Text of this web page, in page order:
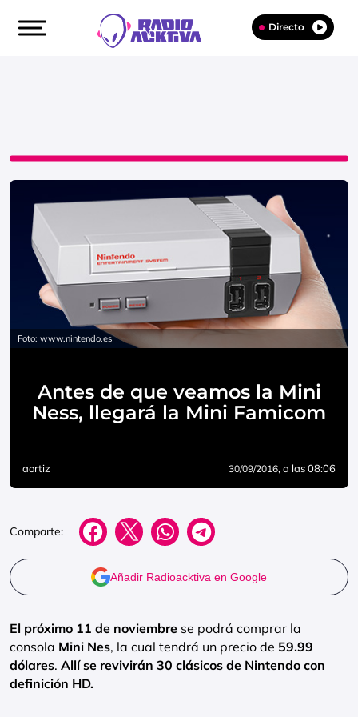
Directo
Foto: www.nintendo.es
Antes de que veamos la Mini
Ness, llegará la Mini Famicom
aortiz 30/09/2016, a las 08:06
Comparte:
Añadir Radioacktiva en Google
El próximo 11 de noviembre se podrá comprar la
consola Mini Nes, la cual tendrá un precio de 59.99
dólares. Allí se revivirán 30 clásicos de Nintendo con
definición HD.